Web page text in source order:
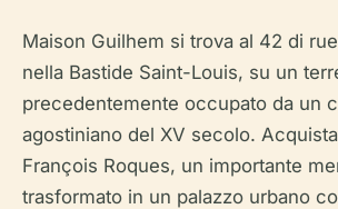
Maison Guilhem si trova al 42 di
nella Bastide Saint-Louis, su un
precedentemente occupato da un
agostiniano del XV secolo.
François Roques, un importante
trasformato in un palazzo urbano